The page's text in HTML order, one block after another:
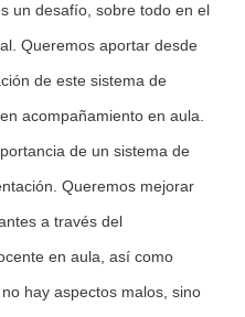
un desafío, sobre todo en el
Queremos aportar desde
de este sistema de
acompañamiento en aula.
de un sistema de
Queremos mejorar
a través del
en aula, así como
hay aspectos malos, sino